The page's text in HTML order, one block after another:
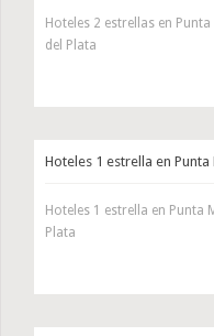
Hoteles 2 estrellas en
del Plata
Hoteles 1 estrella en
Hoteles 1 estrella en Punta
Plata